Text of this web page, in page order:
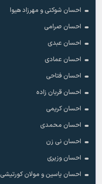
احسان شوکتی و مهرزاد هیوا
احسان صرامی
احسان عبدی
احسان عمادی
احسان فتاحی
احسان قربان زاده
احسان کریمی
احسان محمدی
احسان نی زن
احسان وزیری
احسان یاسین و مولان کورتیشی